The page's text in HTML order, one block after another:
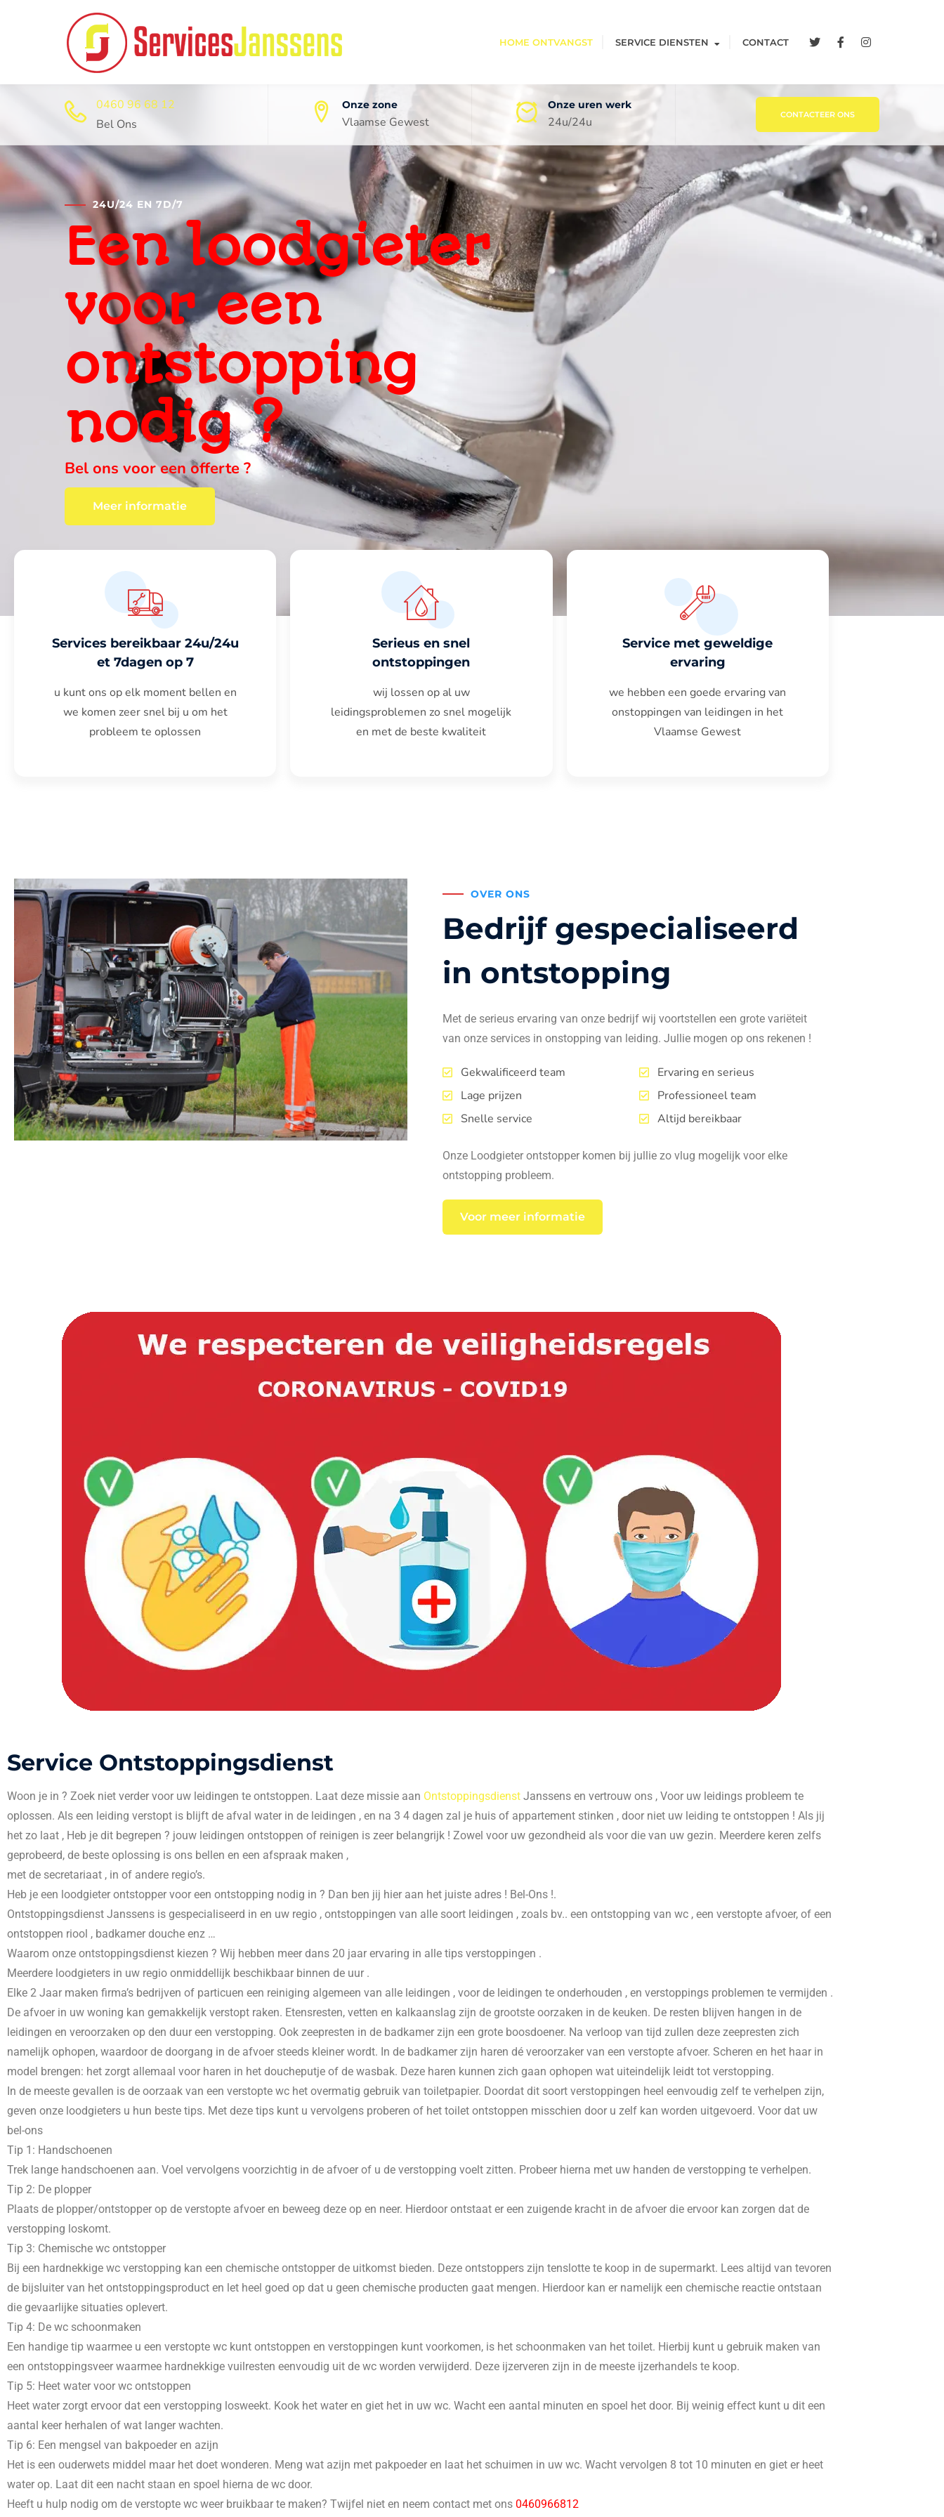
HOME ONTVANGST SERVICE DIENSTEN CONTACT
0460 96 68 12
Bel Ons
Onze zone
Vlaamse Gewest
Onze uren werk
24u/24u CONTACTEER ONS
Professioneel
ontstopping
dienst 20 jaar
ervaring, snel
ter plaats
wij vinden altijd een oplossing , correcte prijzen vanaf 119 euro
Services bereikbaar 24u/24u
et 7dagen op 7
u kunt ons op elk moment bellen en
we komen zeer snel bij u om het
probleem te oplossen
Serieus en snel
ontstoppingen
wij lossen op al uw
leidingsproblemen zo snel mogelijk
en met de beste kwaliteit
Service met geweldige
ervaring
we hebben een goede ervaring van
onstoppingen van leidingen in het
Vlaamse Gewest
OVER ONS
Bedrijf gespecialiseerd
in ontstopping
Met de serieus ervaring van onze bedrijf wij voortstellen een grote variëteit
van onze services in onstopping van leiding. Jullie mogen op ons rekenen !
Gekwalificeerd team
Lage prijzen
Snelle service
Ervaring en serieus
Professioneel team
Altijd bereikbaar
Onze Loodgieter ontstopper komen bij jullie zo vlug mogelijk voor elke
ontstopping probleem.
Voor meer informatie
Service Ontstoppingsdienst
Woon je in ? Zoek niet verder voor uw leidingen te ontstoppen. Laat deze missie aan Ontstoppingsdienst Janssens en vertrouw ons , Voor uw leidings probleem te
oplossen. Als een leiding verstopt is blijft de afval water in de leidingen , en na 3 4 dagen zal je huis of appartement stinken , door niet uw leiding te ontstoppen ! Als jij
het zo laat , Heb je dit begrepen ? jouw leidingen ontstoppen of reinigen is zeer belangrijk ! Zowel voor uw gezondheid als voor die van uw gezin. Meerdere keren zelfs
geprobeerd, de beste oplossing is ons bellen en een afspraak maken ,
met de secretariaat , in of andere regio’s.
Heb je een loodgieter ontstopper voor een ontstopping nodig in ? Dan ben jij hier aan het juiste adres ! Bel-Ons !.
Ontstoppingsdienst Janssens is gespecialiseerd in en uw regio , ontstoppingen van alle soort leidingen , zoals bv.. een ontstopping van wc , een verstopte afvoer, of een
ontstoppen riool , badkamer douche enz …
Waarom onze ontstoppingsdienst kiezen ? Wij hebben meer dans 20 jaar ervaring in alle tips verstoppingen .
Meerdere loodgieters in uw regio onmiddellijk beschikbaar binnen de uur .
Elke 2 Jaar maken firma’s bedrijven of particuen een reiniging algemeen van alle leidingen , voor de leidingen te onderhouden , en verstoppings problemen te vermijden .
De afvoer in uw woning kan gemakkelijk verstopt raken. Etensresten, vetten en kalkaanslag zijn de grootste oorzaken in de keuken. De resten blijven hangen in de
leidingen en veroorzaken op den duur een verstopping. Ook zeepresten in de badkamer zijn een grote boosdoener. Na verloop van tijd zullen deze zeepresten zich
namelijk ophopen, waardoor de doorgang in de afvoer steeds kleiner wordt. In de badkamer zijn haren dé veroorzaker van een verstopte afvoer. Scheren en het haar in
model brengen: het zorgt allemaal voor haren in het doucheputje of de wasbak. Deze haren kunnen zich gaan ophopen wat uiteindelijk leidt tot verstopping.
In de meeste gevallen is de oorzaak van een verstopte wc het overmatig gebruik van toiletpapier. Doordat dit soort verstoppingen heel eenvoudig zelf te verhelpen zijn,
geven onze loodgieters u hun beste tips. Met deze tips kunt u vervolgens proberen of het toilet ontstoppen misschien door u zelf kan worden uitgevoerd. Voor dat uw
bel-ons
Tip 1: Handschoenen
Trek lange handschoenen aan. Voel vervolgens voorzichtig in de afvoer of u de verstopping voelt zitten. Probeer hierna met uw handen de verstopping te verhelpen.
Tip 2: De plopper
Plaats de plopper/ontstopper op de verstopte afvoer en beweeg deze op en neer. Hierdoor ontstaat er een zuigende kracht in de afvoer die ervoor kan zorgen dat de
verstopping loskomt.
Tip 3: Chemische wc ontstopper
Bij een hardnekkige wc verstopping kan een chemische ontstopper de uitkomst bieden. Deze ontstoppers zijn tenslotte te koop in de supermarkt. Lees altijd van tevoren
de bijsluiter van het ontstoppingsproduct en let heel goed op dat u geen chemische producten gaat mengen. Hierdoor kan er namelijk een chemische reactie ontstaan
die gevaarlijke situaties oplevert.
Tip 4: De wc schoonmaken
Een handige tip waarmee u een verstopte wc kunt ontstoppen en verstoppingen kunt voorkomen, is het schoonmaken van het toilet. Hierbij kunt u gebruik maken van
een ontstoppingsveer waarmee hardnekkige vuilresten eenvoudig uit de wc worden verwijderd. Deze ijzerveren zijn in de meeste ijzerhandels te koop.
Tip 5: Heet water voor wc ontstoppen
Heet water zorgt ervoor dat een verstopping losweekt. Kook het water en giet het in uw wc. Wacht een aantal minuten en spoel het door. Bij weinig effect kunt u dit een
aantal keer herhalen of wat langer wachten.
Tip 6: Een mengsel van bakpoeder en azijn
Het is een ouderwets middel maar het doet wonderen. Meng wat azijn met pakpoeder en laat het schuimen in uw wc. Wacht vervolgen 8 tot 10 minuten en giet er heet
water op. Laat dit een nacht staan en spoel hierna de wc door.
Heeft u hulp nodig om de verstopte wc weer bruikbaar te maken? Twijfel niet en neem contact met ons 0460966812